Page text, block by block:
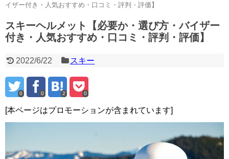
イザー付き・人気おすすめ・口コミ・評判・評価】
スキーヘルメット【必要か・選び方・バイザー
付き・人気おすすめ・口コミ・評判・評価】
2022/6/22 スキー
0 0 2 0
[本ページはプロモーションが含まれています]